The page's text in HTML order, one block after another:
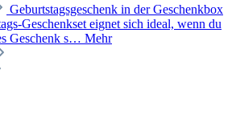
Geburtstagsgeschenk in der Geschenkbox
Geschenkset eignet sich ideal, wenn du
Geschenk s… Mehr